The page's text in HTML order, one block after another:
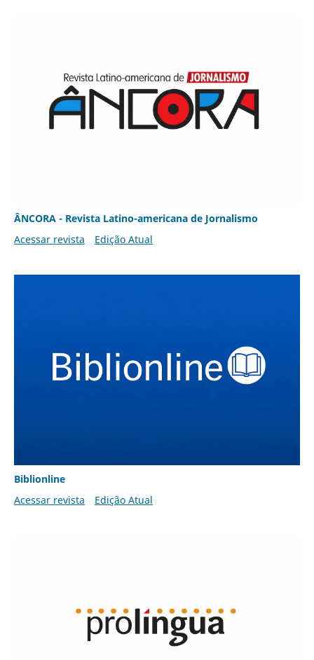
ÂNCORA - Revista Latino-americana de Jornalismo
Acessar revista
Edição Atual
Biblionline
Acessar revista
Edição Atual